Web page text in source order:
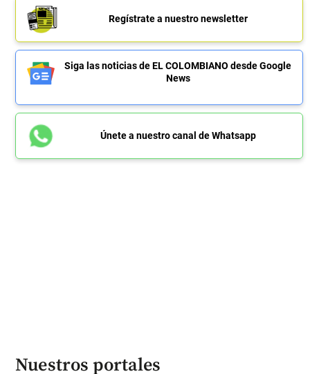
Regístrate a nuestro newsletter
Siga las noticias de EL COLOMBIANO desde Google
News
Únete a nuestro canal de Whatsapp
Nuestros portales